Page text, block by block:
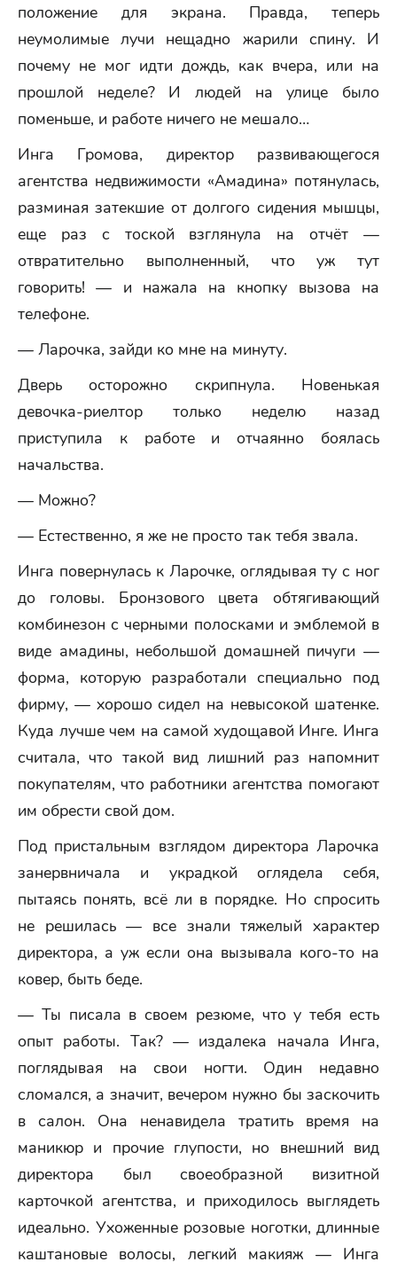
положение для экрана. Правда, теперь
неумолимые лучи нещадно жарили спину. И
почему не мог идти дождь, как вчера, или на
прошлой неделе? И людей на улице было
поменьше, и работе ничего не мешало…
Инга Громова, директор развивающегося
агентства недвижимости «Амадина» потянулась,
разминая затекшие от долгого сидения мышцы,
еще раз с тоской взглянула на отчёт —
отвратительно выполненный, что уж тут
говорить! — и нажала на кнопку вызова на
телефоне.
— Ларочка, зайди ко мне на минуту.
Дверь осторожно скрипнула. Новенькая
девочка-риелтор только неделю назад
приступила к работе и отчаянно боялась
начальства.
— Можно?
— Естественно, я же не просто так тебя звала.
Инга повернулась к Ларочке, оглядывая ту с ног
до головы. Бронзового цвета обтягивающий
комбинезон с черными полосками и эмблемой в
виде амадины, небольшой домашней пичуги —
форма, которую разработали специально под
фирму, — хорошо сидел на невысокой шатенке.
Куда лучше чем на самой худощавой Инге. Инга
считала, что такой вид лишний раз напомнит
покупателям, что работники агентства помогают
им обрести свой дом.
Под пристальным взглядом директора Ларочка
занервничала и украдкой оглядела себя,
пытаясь понять, всё ли в порядке. Но спросить
не решилась — все знали тяжелый характер
директора, а уж если она вызывала кого-то на
ковер, быть беде.
— Ты писала в своем резюме, что у тебя есть
опыт работы. Так? — издалека начала Инга,
поглядывая на свои ногти. Один недавно
сломался, а значит, вечером нужно бы заскочить
в салон. Она ненавидела тратить время на
маникюр и прочие глупости, но внешний вид
директора был своеобразной визитной
карточкой агентства, и приходилось выглядеть
идеально. Ухоженные розовые ноготки, длинные
каштановые волосы, легкий макияж — Инга